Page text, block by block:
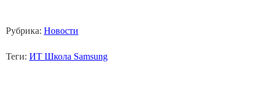
Рубрика: Новости
Теги: ИТ Школа Samsung